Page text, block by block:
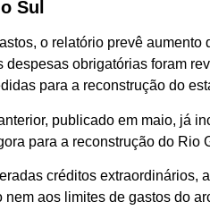
Sul
o relatório prevê
despesas obrigatórias foram
para a reconstrução do
publicado em maio, já
para a reconstrução do Rio
créditos extraordinários,
nem aos limites de gastos do